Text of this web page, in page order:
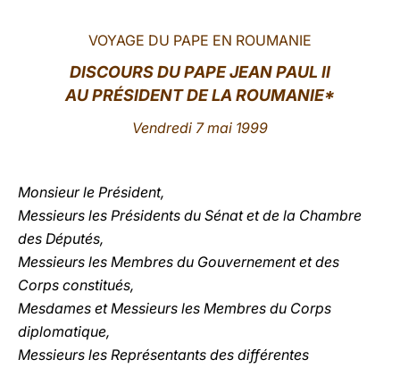
VOYAGE DU PAPE EN ROUMANIE
DISCOURS DU PAPE JEAN PAUL II
AU PRÉSIDENT DE LA ROUMANIE*
Vendredi 7 mai 1999
Monsieur le Président,
Messieurs les Présidents du Sénat et de la Chambre
des Députés,
Messieurs les Membres du Gouvernement et des
Corps constitués,
Mesdames et Messieurs les Membres du Corps
diplomatique,
Messieurs les Représentants des différentes